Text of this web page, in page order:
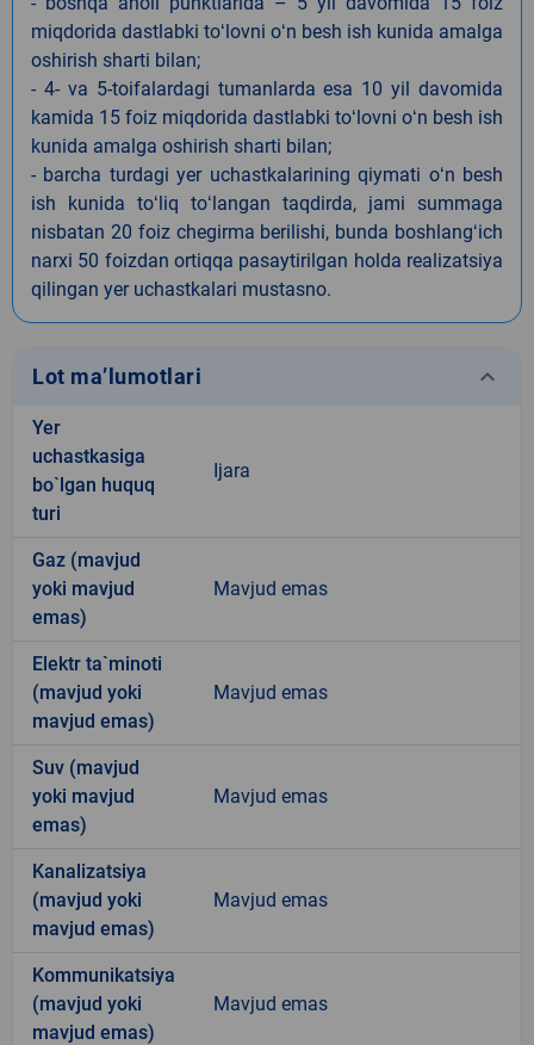
miqdorida dastlabki toʻlovni oʻn besh ish kunida amalga
oshirish sharti bilan;
- 4- va 5-toifalardagi tumanlarda esa 10 yil davomida
kamida 15 foiz miqdorida dastlabki toʻlovni oʻn besh ish
kunida amalga oshirish sharti bilan;
- barcha turdagi yer uchastkalarining qiymati oʻn besh
ish kunida toʻliq toʻlangan taqdirda, jami summaga
nisbatan 20 foiz chegirma berilishi, bunda boshlangʻich
narxi 50 foizdan ortiqqa pasaytirilgan holda realizatsiya
qilingan yer uchastkalari mustasno.
Lot ma’lumotlari keyboard_arrow_down
Yer
uchastkasiga
bo`lgan huquq
turi
Ijara
Gaz (mavjud
yoki mavjud
emas)
Mavjud emas
Elektr ta`minoti
(mavjud yoki
mavjud emas)
Mavjud emas
Suv (mavjud
yoki mavjud
emas)
Mavjud emas
Kanalizatsiya
(mavjud yoki
mavjud emas)
Mavjud emas
Kommunikatsiya
(mavjud yoki
mavjud emas)
Mavjud emas